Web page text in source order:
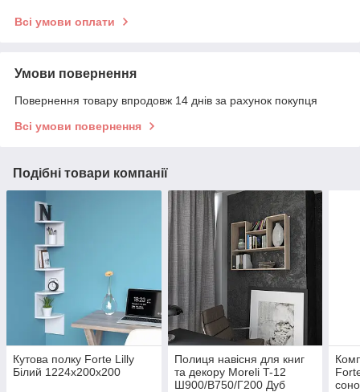
Всі умови оплати
Умови повернення
Повернення товару впродовж 14 днів за рахунок покупця
Всі умови повернення
Подібні товари компанії
Кутова полку Forte Lilly
Білий 1224x200x200
Полиця навісня для книг
та декору Moreli T-12
Ш900/В750/Г200 Дуб